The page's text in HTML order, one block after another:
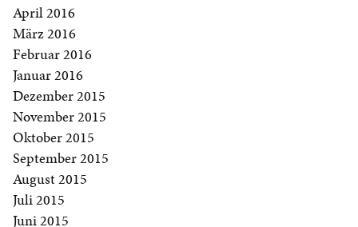
April 2016
März 2016
Februar 2016
Januar 2016
Dezember 2015
November 2015
Oktober 2015
September 2015
August 2015
Juli 2015
Juni 2015